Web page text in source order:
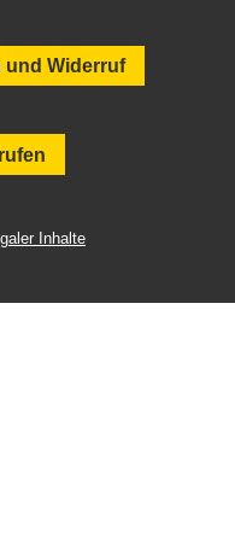
und Widerruf
Inhalte